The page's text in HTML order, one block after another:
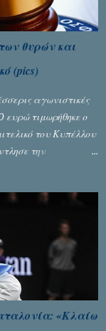
θυρών και
(pics)
αγωνιστικές
ευρώ τιμωρήθηκε ο
του Κυπέλλου
την
τέτοιο δεν ήταν
«Κλαίω